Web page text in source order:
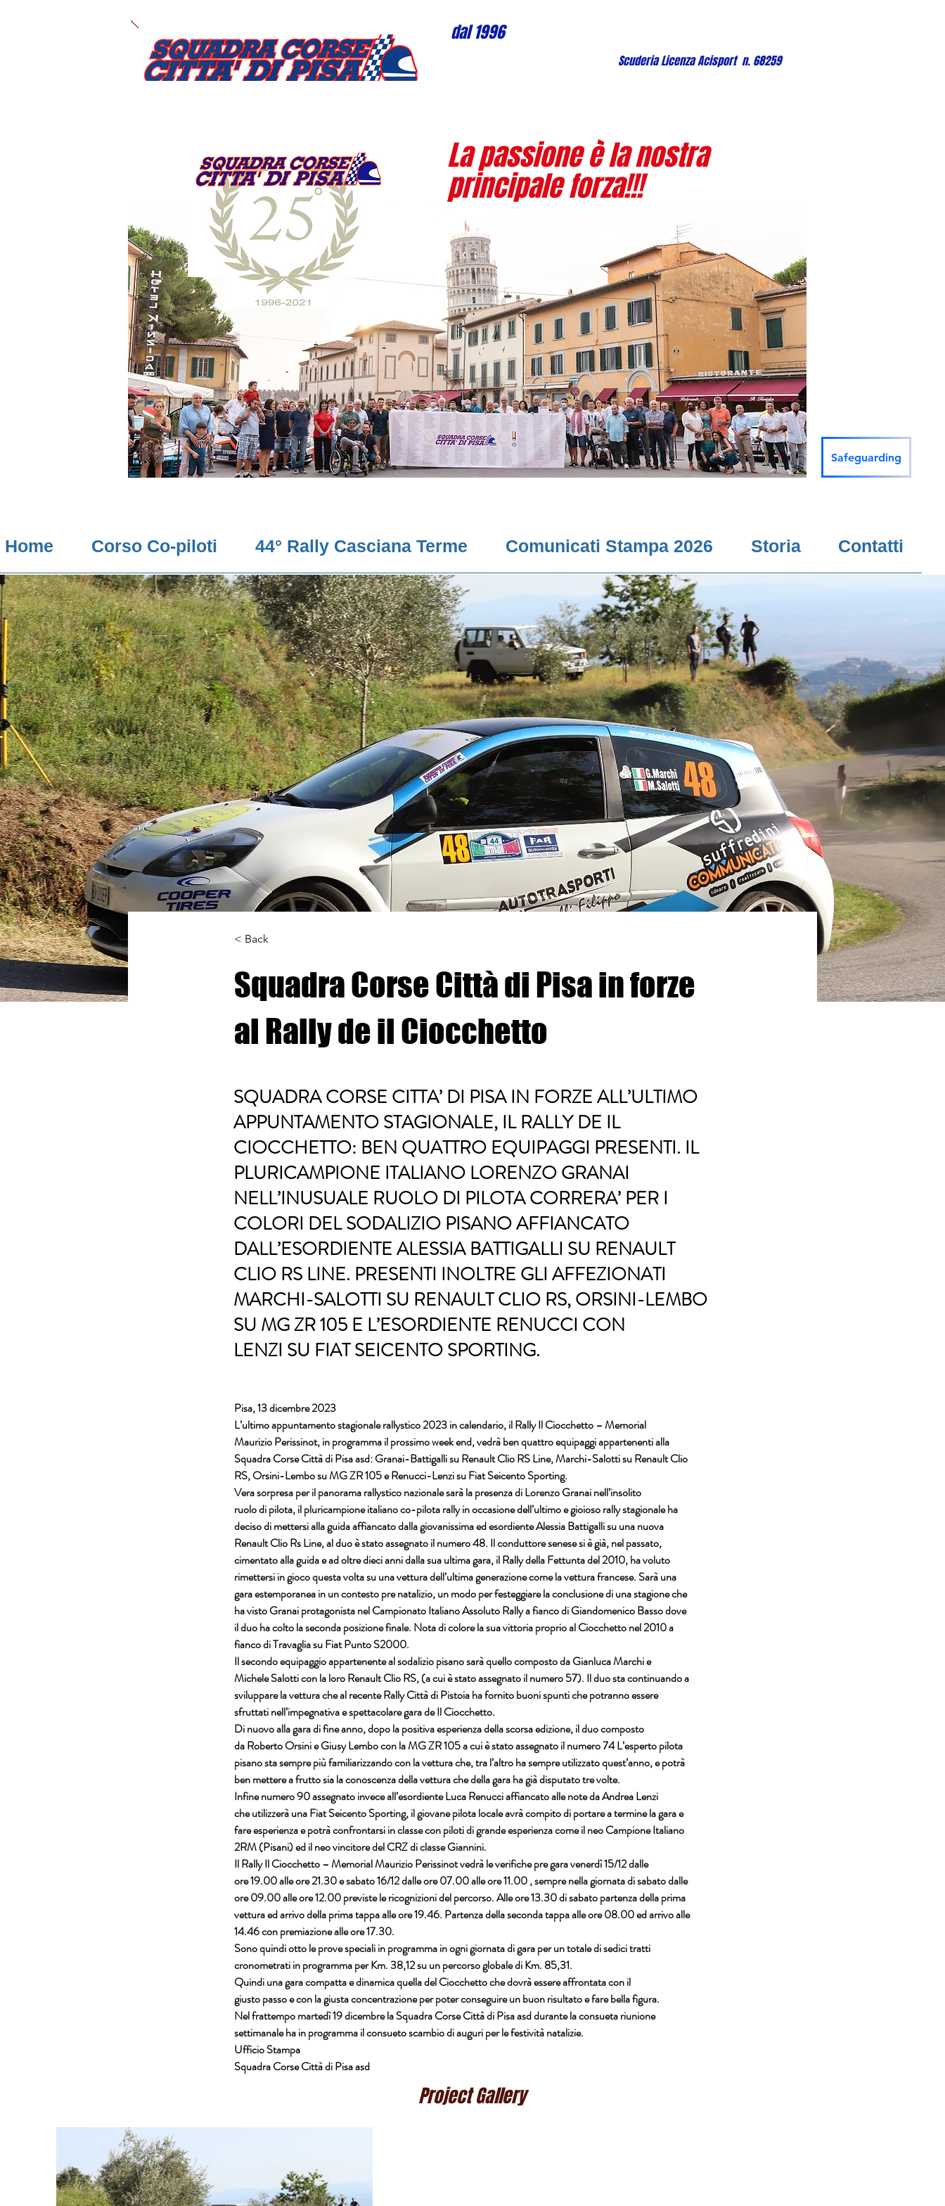
dal 1996
Scuderia Licenza Acisport n. 68259
La passione è la nostra
principale forza!!!
Safeguarding
Home Corso Co-piloti 44° Rally Casciana Terme Comunicati Stampa 2026 Storia Contatti
< Back
Squadra Corse Città di Pisa in forze
al Rally de il Ciocchetto
SQUADRA CORSE CITTA’ DI PISA IN FORZE ALL’ULTIMO
APPUNTAMENTO STAGIONALE, IL RALLY DE IL
CIOCCHETTO: BEN QUATTRO EQUIPAGGI PRESENTI. IL
PLURICAMPIONE ITALIANO LORENZO GRANAI
NELL’INUSUALE RUOLO DI PILOTA CORRERA’ PER I
COLORI DEL SODALIZIO PISANO AFFIANCATO
DALL’ESORDIENTE ALESSIA BATTIGALLI SU RENAULT
CLIO RS LINE. PRESENTI INOLTRE GLI AFFEZIONATI
MARCHI-SALOTTI SU RENAULT CLIO RS, ORSINI-LEMBO
SU MG ZR 105 E L’ESORDIENTE RENUCCI CON
LENZI SU FIAT SEICENTO SPORTING.
Pisa, 13 dicembre 2023
L’ultimo appuntamento stagionale rallystico 2023 in calendario, il Rally Il Ciocchetto – Memorial
Maurizio Perissinot, in programma il prossimo week end, vedrà ben quattro equipaggi appartenenti alla
Squadra Corse Città di Pisa asd: Granai-Battigalli su Renault Clio RS Line, Marchi-Salotti su Renault Clio
RS, Orsini-Lembo su MG ZR 105 e Renucci-Lenzi su Fiat Seicento Sporting.
Vera sorpresa per il panorama rallystico nazionale sarà la presenza di Lorenzo Granai nell’insolito
ruolo di pilota, il pluricampione italiano co-pilota rally in occasione dell’ultimo e gioioso rally stagionale ha
deciso di mettersi alla guida affiancato dalla giovanissima ed esordiente Alessia Battigalli su una nuova
Renault Clio Rs Line, al duo è stato assegnato il numero 48. Il conduttore senese si è già, nel passato,
cimentato alla guida e ad oltre dieci anni dalla sua ultima gara, il Rally della Fettunta del 2010, ha voluto
rimettersi in gioco questa volta su una vettura dell’ultima generazione come la vettura francese. Sarà una
gara estemporanea in un contesto pre natalizio, un modo per festeggiare la conclusione di una stagione che
ha visto Granai protagonista nel Campionato Italiano Assoluto Rally a fianco di Giandomenico Basso dove
il duo ha colto la seconda posizione finale. Nota di colore la sua vittoria proprio al Ciocchetto nel 2010 a
fianco di Travaglia su Fiat Punto S2000.
Il secondo equipaggio appartenente al sodalizio pisano sarà quello composto da Gianluca Marchi e
Michele Salotti con la loro Renault Clio RS, (a cui è stato assegnato il numero 57). Il duo sta continuando a
sviluppare la vettura che al recente Rally Città di Pistoia ha fornito buoni spunti che potranno essere
sfruttati nell’impegnativa e spettacolare gara de Il Ciocchetto.
Di nuovo alla gara di fine anno, dopo la positiva esperienza della scorsa edizione, il duo composto
da Roberto Orsini e Giusy Lembo con la MG ZR 105 a cui è stato assegnato il numero 74 L’esperto pilota
pisano sta sempre più familiarizzando con la vettura che, tra l’altro ha sempre utilizzato quest’anno, e potrà
ben mettere a frutto sia la conoscenza della vettura che della gara ha già disputato tre volte.
Infine numero 90 assegnato invece all’esordiente Luca Renucci affiancato alle note da Andrea Lenzi
che utilizzerà una Fiat Seicento Sporting, il giovane pilota locale avrà compito di portare a termine la gara e
fare esperienza e potrà confrontarsi in classe con piloti di grande esperienza come il neo Campione Italiano
2RM (Pisani) ed il neo vincitore del CRZ di classe Giannini.
Il Rally Il Ciocchetto – Memorial Maurizio Perissinot vedrà le verifiche pre gara venerdì 15/12 dalle
ore 19.00 alle ore 21.30 e sabato 16/12 dalle ore 07.00 alle ore 11.00 , sempre nella giornata di sabato dalle
ore 09.00 alle ore 12.00 previste le ricognizioni del percorso. Alle ore 13.30 di sabato partenza della prima
vettura ed arrivo della prima tappa alle ore 19.46. Partenza della seconda tappa alle ore 08.00 ed arrivo alle
14.46 con premiazione alle ore 17.30.
Sono quindi otto le prove speciali in programma in ogni giornata di gara per un totale di sedici tratti
cronometrati in programma per Km. 38,12 su un percorso globale di Km. 85,31.
Quindi una gara compatta e dinamica quella del Ciocchetto che dovrà essere affrontata con il
giusto passo e con la giusta concentrazione per poter conseguire un buon risultato e fare bella figura.
Nel frattempo martedì 19 dicembre la Squadra Corse Città di Pisa asd durante la consueta riunione
settimanale ha in programma il consueto scambio di auguri per le festività natalizie.
Ufficio Stampa
Squadra Corse Città di Pisa asd
Project Gallery